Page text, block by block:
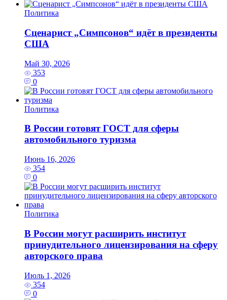
Политика
Сценарист „Симпсонов“ идёт в президенты
США
Май 30, 2026
353
0
Политика
В России готовят ГОСТ для сферы
автомобильного туризма
Июнь 16, 2026
354
0
Политика
В России могут расширить институт
принудительного лицензирования на сферу
авторского права
Июль 1, 2026
354
0